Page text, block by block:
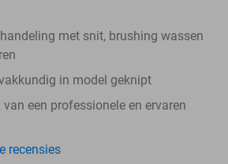
met snit, brushing wassen
in model geknipt
een professionele en ervaren
recensies